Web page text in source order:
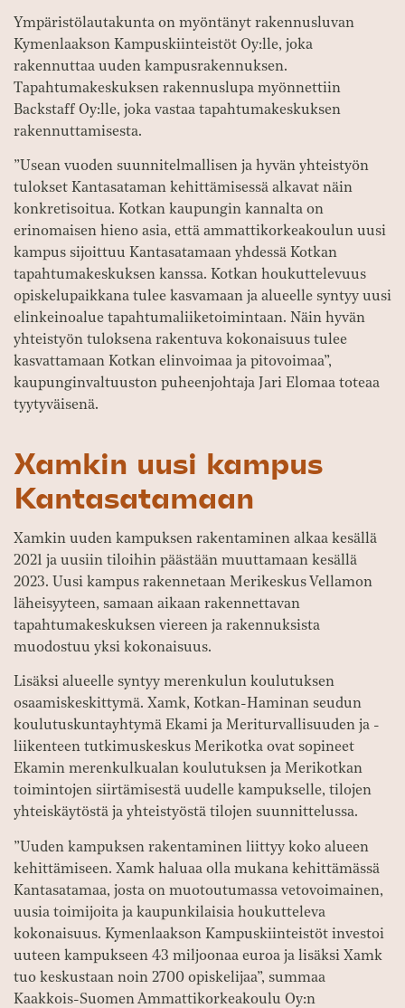
Ympäristölautakunta on myöntänyt rakennusluvan
Kymenlaakson Kampuskiinteistöt Oy:lle, joka
rakennuttaa uuden kampusrakennuksen.
Tapahtumakeskuksen rakennuslupa myönnettiin
Backstaff Oy:lle, joka vastaa tapahtumakeskuksen
rakennuttamisesta.
”Usean vuoden suunnitelmallisen ja hyvän yhteistyön
tulokset Kantasataman kehittämisessä alkavat näin
konkretisoitua. Kotkan kaupungin kannalta on
erinomaisen hieno asia, että ammattikorkeakoulun uusi
kampus sijoittuu Kantasatamaan yhdessä Kotkan
tapahtumakeskuksen kanssa. Kotkan houkuttelevuus
opiskelupaikkana tulee kasvamaan ja alueelle syntyy uusi
elinkeinoalue tapahtumaliiketoimintaan. Näin hyvän
yhteistyön tuloksena rakentuva kokonaisuus tulee
kasvattamaan Kotkan elinvoimaa ja pitovoimaa”,
kaupunginvaltuuston puheenjohtaja Jari Elomaa toteaa
tyytyväisenä.
Xamkin uusi kampus
Kantasatamaan
Xamkin uuden kampuksen rakentaminen alkaa kesällä
2021 ja uusiin tiloihin päästään muuttamaan kesällä
2023. Uusi kampus rakennetaan Merikeskus Vellamon
läheisyyteen, samaan aikaan rakennettavan
tapahtumakeskuksen viereen ja rakennuksista
muodostuu yksi kokonaisuus.
Lisäksi alueelle syntyy merenkulun koulutuksen
osaamiskeskittymä. Xamk, Kotkan-Haminan seudun
koulutuskuntayhtymä Ekami ja Meriturvallisuuden ja -
liikenteen tutkimuskeskus Merikotka ovat sopineet
Ekamin merenkulkualan koulutuksen ja Merikotkan
toimintojen siirtämisestä uudelle kampukselle, tilojen
yhteiskäytöstä ja yhteistyöstä tilojen suunnittelussa.
”Uuden kampuksen rakentaminen liittyy koko alueen
kehittämiseen. Xamk haluaa olla mukana kehittämässä
Kantasatamaa, josta on muotoutumassa vetovoimainen,
uusia toimijoita ja kaupunkilaisia houkutteleva
kokonaisuus. Kymenlaakson Kampuskiinteistöt investoi
uuteen kampukseen 43 miljoonaa euroa ja lisäksi Xamk
tuo keskustaan noin 2700 opiskelijaa”, summaa
Kaakkois-Suomen Ammattikorkeakoulu Oy:n